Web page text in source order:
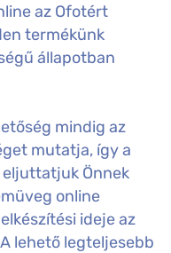
az Ofotért
termékünk
állapotban
mindig az
mutatja, így a
Önnek
online
ideje az
lehető legteljesebb